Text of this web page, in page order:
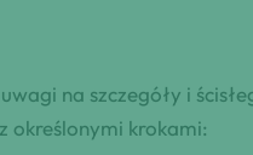
na szczegóły i
określonymi krokami: